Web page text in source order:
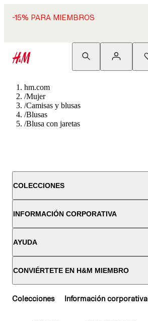
-15% PARA MIEMBROS
hm.com
/Mujer
/Camisas y blusas
/Blusas
/Blusa con jaretas
COLECCIONES
INFORMACIÓN CORPORATIVA
AYUDA
CONVIÉRTETE EN H&M MIEMBRO
Colecciones Información corporativa